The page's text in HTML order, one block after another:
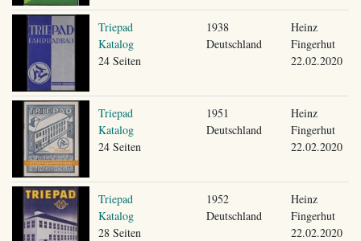
Triepad
Katalog
24 Seiten
1938
Deutschland
Heinz
Fingerhut
22.02.2020
Triepad
Katalog
24 Seiten
1951
Deutschland
Heinz
Fingerhut
22.02.2020
Triepad
Katalog
28 Seiten
1952
Deutschland
Heinz
Fingerhut
22.02.2020